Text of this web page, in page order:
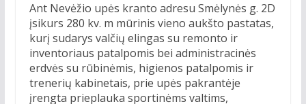
Ant Nevėžio upės kranto adresu Smėlynės g. 2D
įsikurs 280 kv. m mūrinis vieno aukšto pastatas,
kurį sudarys valčių elingas su remonto ir
inventoriaus patalpomis bei administracinės
erdvės su rūbinėmis, higienos patalpomis ir
trenerių kabinetais, prie upės pakrantėje
įrengta prieplauka sportinėms valtims,